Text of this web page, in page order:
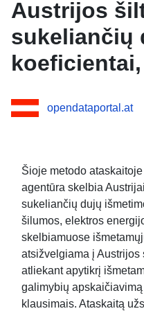
Austrijos
sukeliančių
energijos
opendataportal.at
Šioje metodo
agentūra skelbia
sukeliančių dujų
šilumos, elektros
skelbiamuose
atsižvelgiama į
atliekant apytikrį
galimybių
klausimais. Ataskaitą